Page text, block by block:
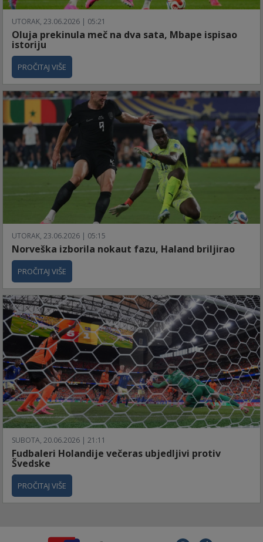
UTORAK, 23.06.2026 | 05:21
Oluja prekinula meč na dva sata, Mbape ispisao
istoriju
PROČITAJ VIŠE
UTORAK, 23.06.2026 | 05:15
Norveška izborila nokaut fazu, Haland briljirao
PROČITAJ VIŠE
SUBOTA, 20.06.2026 | 21:11
Fudbaleri Holandije večeras ubjedljivi protiv
Švedske
PROČITAJ VIŠE